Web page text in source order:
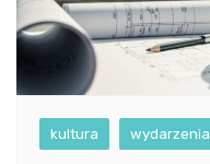
kultura wydarzenia